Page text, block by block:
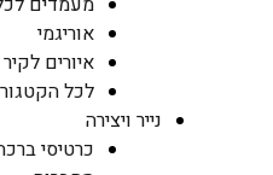
אוריגמי
איורים לקיר
לכל
נייר ויצירה
כרטיסי